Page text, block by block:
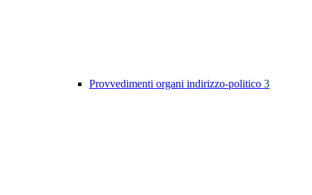
Provvedimenti organi indirizzo-politico 3